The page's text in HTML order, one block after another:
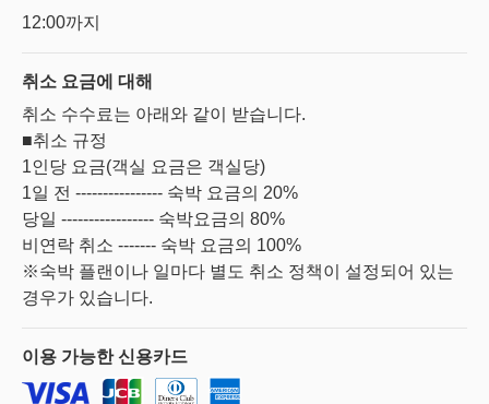
12:00까지
취소 요금에 대해
취소 수수료는 아래와 같이 받습니다.
■취소 규정
1인당 요금(객실 요금은 객실당)
1일 전 ---------------- 숙박 요금의 20%
당일 ----------------- 숙박요금의 80%
비연락 취소 ------- 숙박 요금의 100%
※숙박 플랜이나 일마다 별도 취소 정책이 설정되어 있는
경우가 있습니다.
이용 가능한신용카드